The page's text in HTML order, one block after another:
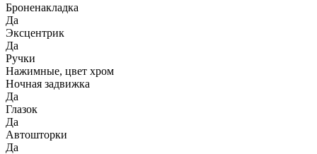
Броненакладка
Да
Эксцентрик
Да
Ручки
Нажимные, цвет хром
Ночная задвижка
Да
Глазок
Да
Автошторки
Да